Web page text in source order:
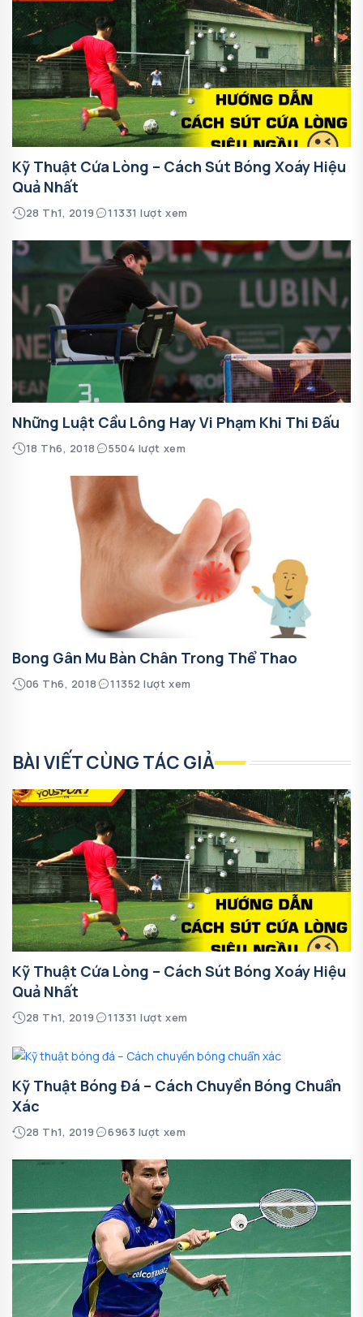
Kỹ Thuật Cứa Lòng – Cách Sút Bóng Xoáy Hiệu
Quả Nhất
28 Th1, 2019 11331 lượt xem
Những Luật Cầu Lông Hay Vi Phạm Khi Thi Đấu
18 Th6, 2018 5504 lượt xem
Bong Gân Mu Bàn Chân Trong Thể Thao
06 Th6, 2018 11352 lượt xem
BÀI VIẾT CÙNG TÁC GIẢ
Kỹ Thuật Cứa Lòng – Cách Sút Bóng Xoáy Hiệu
Quả Nhất
28 Th1, 2019 11331 lượt xem
Kỹ Thuật Bóng Đá – Cách Chuyền Bóng Chuẩn
Xác
28 Th1, 2019 6963 lượt xem